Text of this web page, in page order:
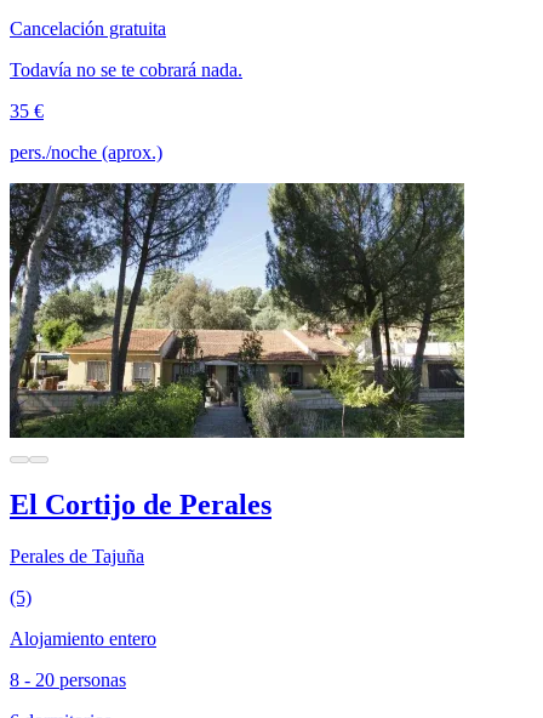
Cancelación gratuita
Todavía no se te cobrará nada.
35 €
pers./noche (aprox.)
El Cortijo de Perales
Perales de Tajuña
(5)
Alojamiento entero
8 - 20 personas